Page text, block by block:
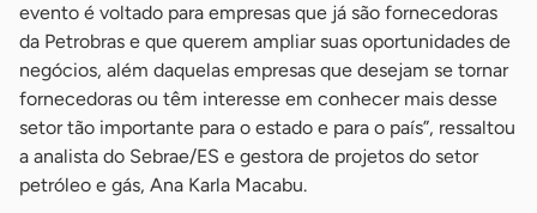
evento é voltado para empresas que já são fornecedoras
da Petrobras e que querem ampliar suas oportunidades de
negócios, além daquelas empresas que desejam se tornar
fornecedoras ou têm interesse em conhecer mais desse
setor tão importante para o estado e para o país”, ressaltou
a analista do Sebrae/ES e gestora de projetos do setor
petróleo e gás, Ana Karla Macabu.